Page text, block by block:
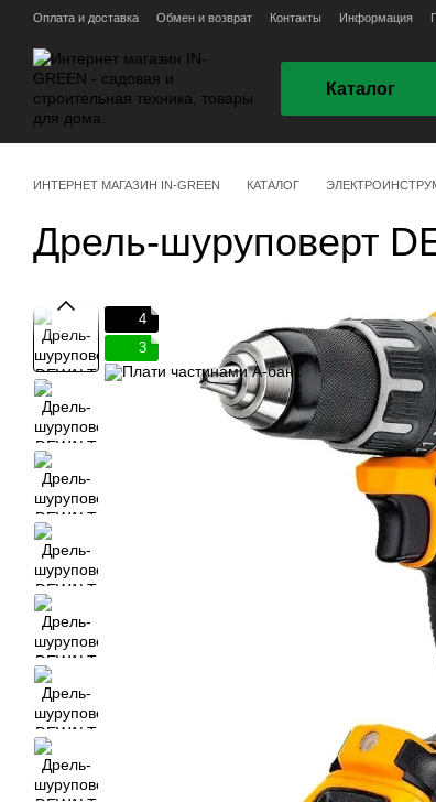
Перейти к основному контенту
Оплата и доставка Обмен и возврат Контакты Информация
Каталог
ИНТЕРНЕТ МАГАЗИН IN-GREEN КАТАЛОГ
Дрель-шуруповерт
4
3